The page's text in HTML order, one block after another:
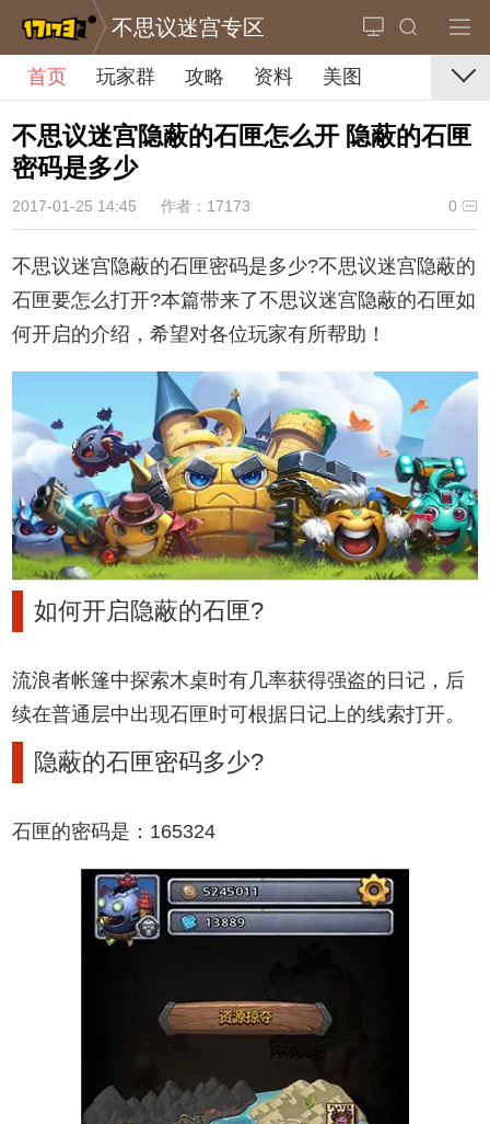
不思议迷宫专区
首页 玩家群 攻略 资料 美图
不思议迷宫隐蔽的石匣怎么开 隐蔽的石匣
密码是多少
2017-01-25 14:45 作者：17173 0
不思议迷宫隐蔽的石匣密码是多少?不思议迷宫隐蔽的
石匣要怎么打开?本篇带来了不思议迷宫隐蔽的石匣如
何开启的介绍，希望对各位玩家有所帮助！
如何开启隐蔽的石匣?
流浪者帐篷中探索木桌时有几率获得强盗的日记，后
续在普通层中出现石匣时可根据日记上的线索打开。
隐蔽的石匣密码多少?
石匣的密码是：165324